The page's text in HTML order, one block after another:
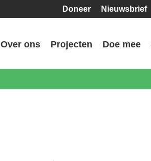
Doneer Nieuwsbrief
Over ons Projecten Doe mee